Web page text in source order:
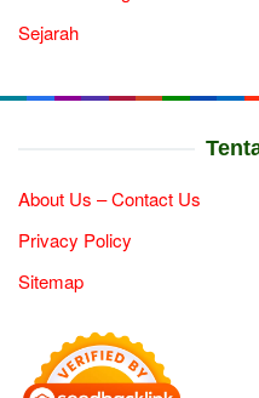
Sejarah
About Us – Contact Us
Privacy Policy
Sitemap